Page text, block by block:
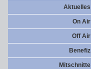
Aktuelles
On Air
Off Air
Benefiz
Mitschnitte